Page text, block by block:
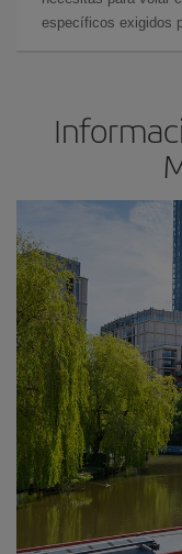
específicos exigidos